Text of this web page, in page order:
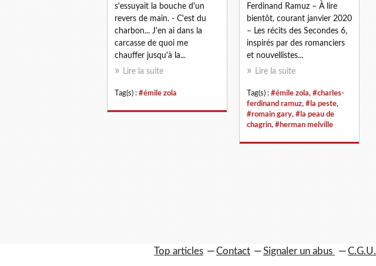
s'essuyait la bouche d'un
revers de main. - C'est du
charbon... J'en ai dans la
carcasse de quoi me
chauffer jusqu'à la...
Lire la suite
Tag(s) : #émile zola
Ferdinand Ramuz – À lire
bientôt, courant janvier 2020
– Les récits des Secondes 6,
inspirés par des romanciers
et nouvellistes...
Lire la suite
Tag(s) : #émile zola, #charles-
ferdinand ramuz, #la peste,
#romain gary, #la peau de
chagrin, #herman melville
Top articles Contact Signaler un abus C.G.U.